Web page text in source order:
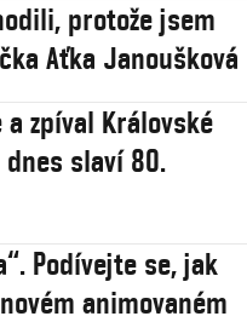
protože jsem
Aťka Janoušková
a zpíval Královské
slaví 80.
Podívejte se, jak
animovaném